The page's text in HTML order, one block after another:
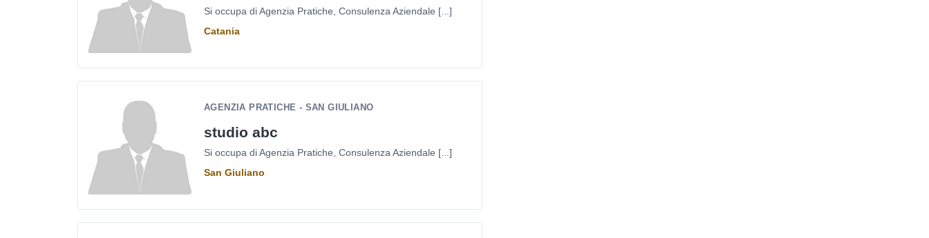
Si occupa di Agenzia Pratiche, Consulenza Aziendale [...]
Catania
AGENZIA PRATICHE - SAN GIULIANO
studio abc
Si occupa di Agenzia Pratiche, Consulenza Aziendale [...]
San Giuliano